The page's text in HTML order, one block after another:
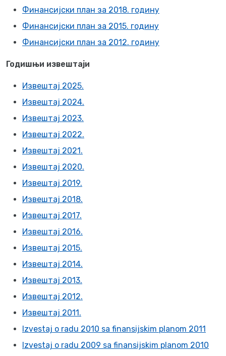
Финансијски план за 2018. годину
Финансијски план за 2015. годину
Финансијски план за 2012. годину
Годишњи извештаји
Извештај 2025.
Извештај 2024.
Извештај 2023.
Извештај 2022.
Извештај 2021.
Извештај 2020.
Извештај 2019.
Извештај 2018.
Извештај 2017.
Извештај 2016.
Извештај 2015.
Извештај 2014.
Извештај 2013.
Извештај 2012.
Извештај 2011.
Izvestaj o radu 2010 sa finansijskim planom 2011
Izvestaj o radu 2009 sa finansijskim planom 2010